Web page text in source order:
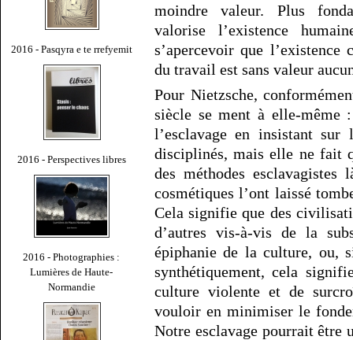
2016 - Pasqyra e te rrefyemit
2016 - Perspectives libres
2016 - Photographies :
Lumières de Haute-
Normandie
moindre valeur. Plus
valorise l’existence
s’apercevoir que l’existence
du travail est sans valeur
Pour Nietzsche,
siècle se ment à elle-
l’esclavage en insistant
disciplinés, mais elle ne fait
des méthodes
cosmétiques l’ont laissé
Cela signifie que des
d’autres vis-à-vis de la
épiphanie de la culture, ou,
synthétiquement, cela
culture violente et de
vouloir en minimiser le
Notre esclavage pourrait être